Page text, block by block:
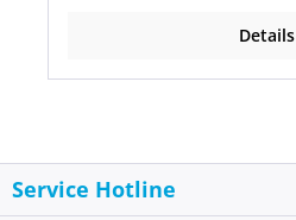
Details
Service Hotline